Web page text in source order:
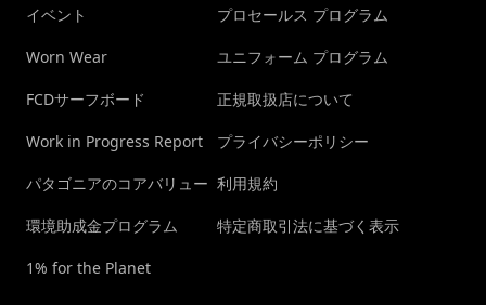
イベント
Worn Wear
FCDサーフボード
Work in Progress Report
パタゴニアのコアバリュー
環境助成金プログラム
1% for the Planet
プロセールス プログラム
ユニフォーム プログラム
正規取扱店について
プライバシーポリシー
利用規約
特定商取引法に基づく表示